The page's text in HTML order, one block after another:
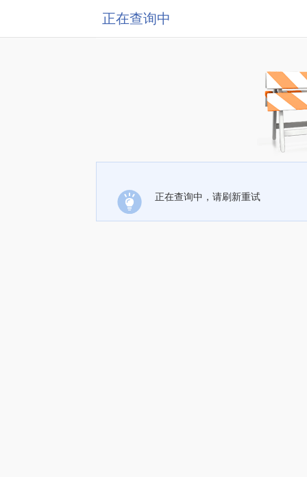
正在查询中
正在查询中，请刷新重试